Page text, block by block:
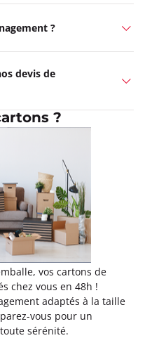
?
devis de
?
vos cartons de
chez vous en 48h !
adaptés à la taille
vous pour un
sérénité.